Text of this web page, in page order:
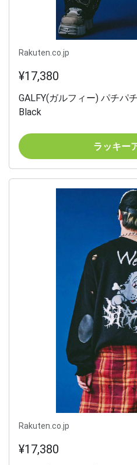
Rakuten.co.jp
¥17,380
GALFY(ガルフィー) パチパ
Black
ラッキー
Rakuten.co.jp
¥17,380